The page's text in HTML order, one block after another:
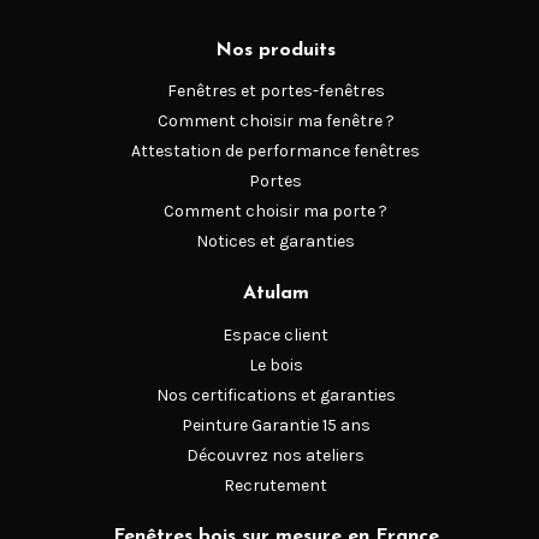
porte de service
: Passage fonctionnel vers un garage, une buanderie, un
cellier ou une cave.
: Séparation communiquant avec un espace de verdure,
une terrasse ou une dépendance.
porte de garage
: Accès direct depuis la rue vers l’intérieur de la maison.
Nos produits
Fenêtres et portes-fenêtres
Comment choisir ma fenêtre ?
Attestation de performance fenêtres
Portes
Comment choisir ma porte ?
Notices et garanties
Atulam
Espace client
Le bois
Nos certifications et garanties
Peinture Garantie 15 ans
Découvrez nos ateliers
Recrutement